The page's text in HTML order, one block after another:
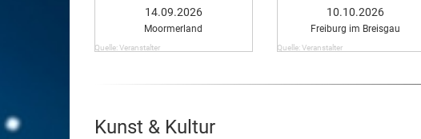
14.09.2026
Moormerland
Quelle: Veranstalter
10.10.2026
Freiburg im Breisgau
Quelle: Veranstalter
Kunst & Kultur